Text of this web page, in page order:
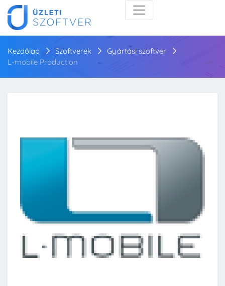
Kezdőlap Szoftverek
Gyártási szoftver
L-mobile Production